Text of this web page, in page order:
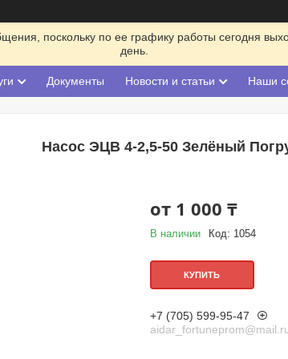
поскольку по ее графику работы сегодня
день.
Документы Новости и статьи Наши
Насос ЭЦВ 4-2,5-50 Зелёный
от 1 000 ₸
В наличии Код: 1054
КУПИТЬ
+7 (705) 599-95-47